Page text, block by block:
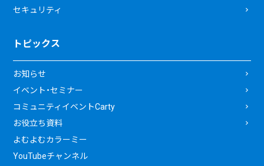
セキュリティ
トピックス
お知らせ
イベント・セミナー
コミュニティイベントCarty
お役立ち資料
よむよむカラーミー
YouTubeチャンネル